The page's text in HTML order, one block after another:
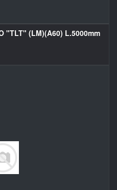
"TLT" (LM)(A60) L.5000mm